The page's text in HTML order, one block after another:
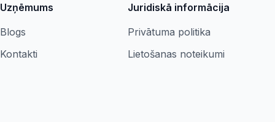
Uzņēmums
Blogs
Kontakti
Juridiskā informācija
Privātuma politika
Lietošanas noteikumi